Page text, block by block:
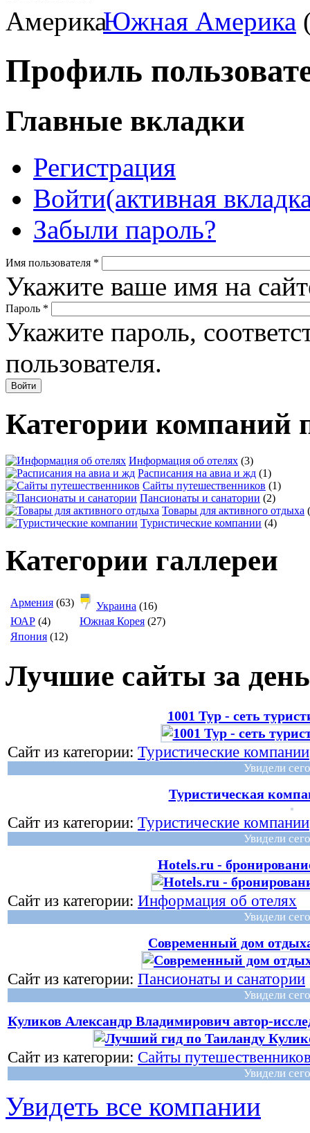
Южная Америка
Профиль
Главные вкладки
Регистрация
Войти(активная
Забыли пароль?
Имя пользователя *
Укажите ваше имя на
Пароль *
Укажите пароль,
пользователя.
Категории компаний
Информация об отелях (3)
Расписания на авиа и жд (1)
Сайты путешественников (1)
Пансионаты и санатории (2)
Товары для активного отдыха
Туристические компании (4)
Категории галлереи
Армения (63) Украина (16)
ЮАР (4) Южная Корея (27)
Япония (12)
Лучшие сайты за день
1001 Тур - сеть
Сайт из категории: Туристические компании
Увидели
Туристическая
Сайт из категории: Туристические компании
Увидели
Hotels.ru -
Сайт из категории: Информация об отелях
Увидели
Современный дом
Сайт из категории: Пансионаты и санатории
Увидели
Куликов Александр Владимирович автор-
Сайт из категории: Сайты
Увидели
Увидеть все компании